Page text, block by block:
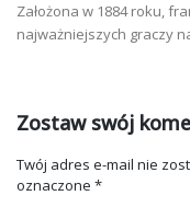
Założona w 1884 roku,
najważniejszych graczy
Zostaw swój
Twój adres e-mail nie
oznaczone *